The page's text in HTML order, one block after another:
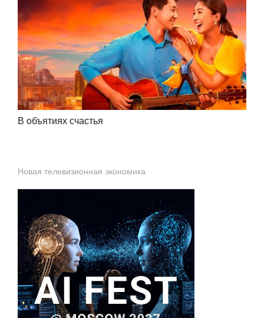
В объятиях счастья
Новая телевизионная экономика